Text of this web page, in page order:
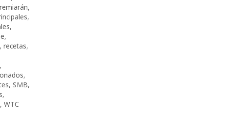
,
,
,
,
, recetas,
,
,
, SMB,
,
, WTC